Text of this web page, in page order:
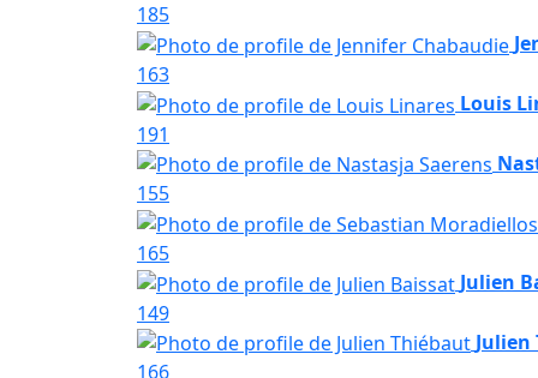
185
163
Louis
191
155
165
Julien
149
166